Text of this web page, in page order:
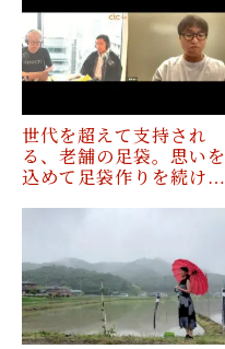
世代を超えて支持され
る、老舗の足袋。思いを
込めて足袋作りを続け…